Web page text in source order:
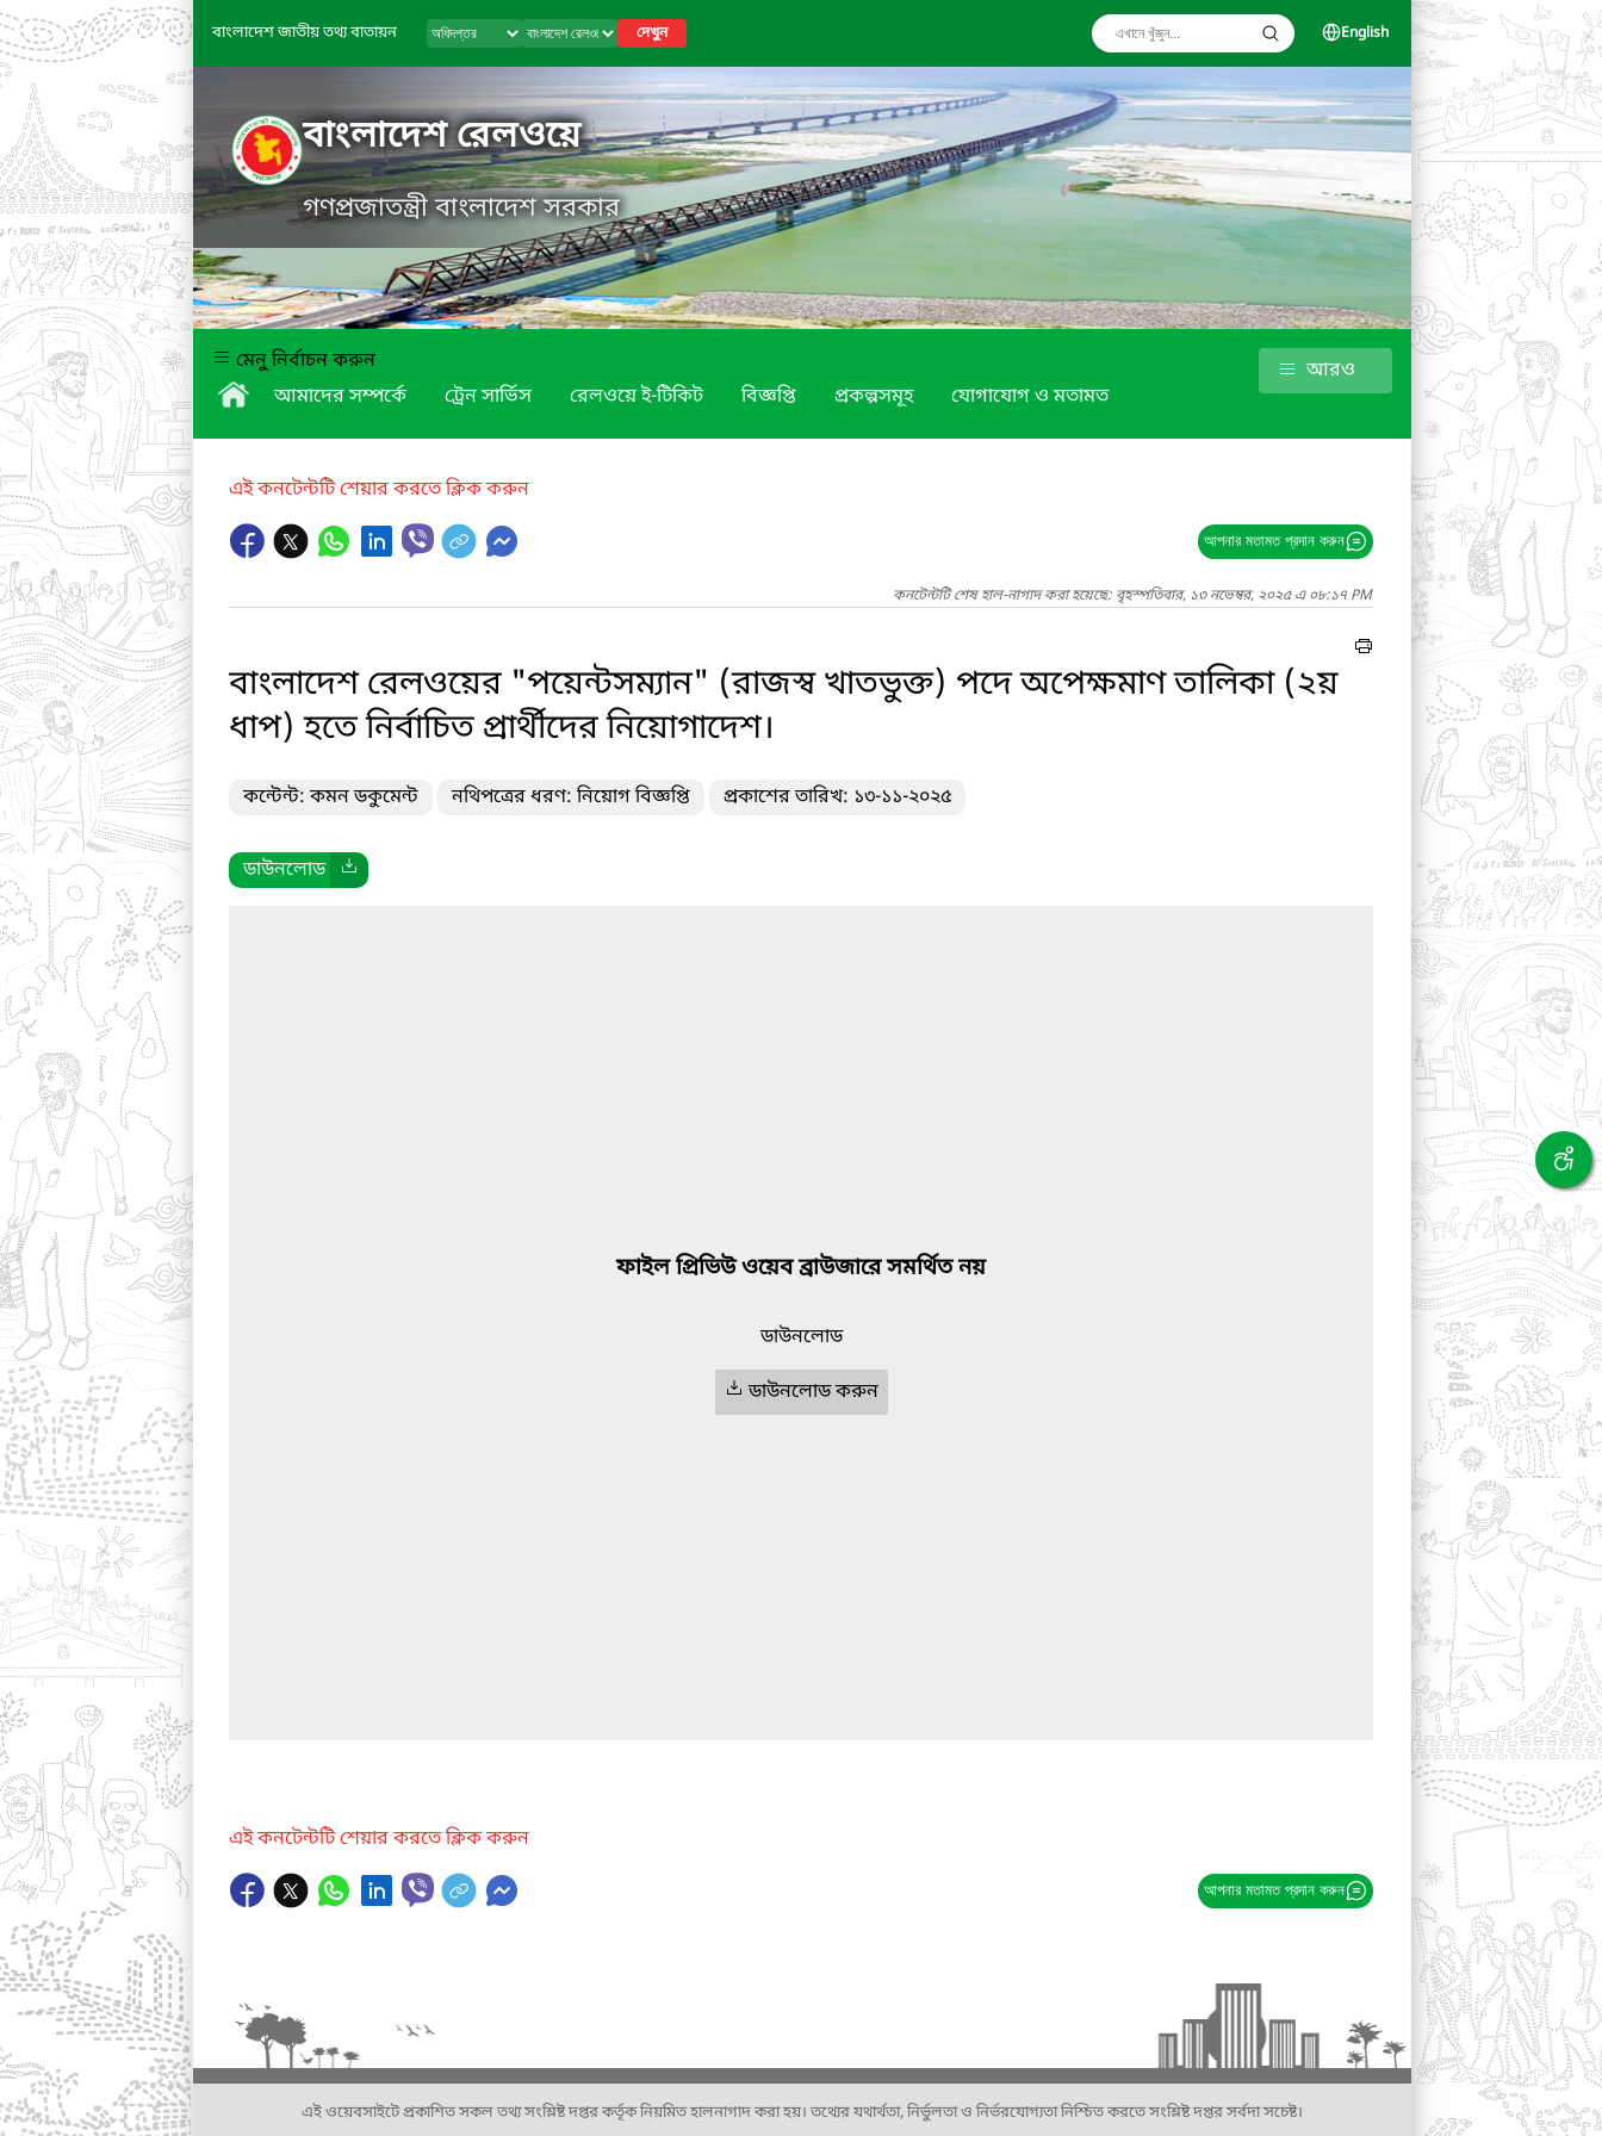
বাংলাদেশ জাতীয় তথ্য বাতায়ন দেখুন English
বাংলাদেশ রেলওয়ে
গণপ্রজাতন্ত্রী বাংলাদেশ সরকার
মেনু নির্বাচন করুন
আমাদের সম্পর্কে
ট্রেন সার্ভিস রেলওয়ে ই-টিকিট বিজ্ঞপ্তি প্রকল্পসমূহ যোগাযোগ ও মতামত
আরও
এই কনটেন্টটি শেয়ার করতে ক্লিক করুন
আপনার মতামত প্রদান করুন
কনটেন্টটি শেষ হাল-নাগাদ করা হয়েছে: বৃহস্পতিবার, ১৩ নভেম্বর, ২০২৫ এ ০৮:১৭ PM
বাংলাদেশ রেলওয়ের "পয়েন্টসম্যান" (রাজস্ব খাতভুক্ত) পদে অপেক্ষমাণ তালিকা (২য়
ধাপ) হতে নির্বাচিত প্রার্থীদের নিয়োগাদেশ।
কন্টেন্ট: কমন ডকুমেন্ট নথিপত্রের ধরণ: নিয়োগ বিজ্ঞপ্তি প্রকাশের তারিখ: ১৩-১১-২০২৫
ডাউনলোড
ফাইল প্রিভিউ ওয়েব ব্রাউজারে সমর্থিত নয়
ডাউনলোড
ডাউনলোড করুন
এই কনটেন্টটি শেয়ার করতে ক্লিক করুন
আপনার মতামত প্রদান করুন
এই ওয়েবসাইটে প্রকাশিত সকল তথ্য সংশ্লিষ্ট দপ্তর কর্তৃক নিয়মিত হালনাগাদ করা হয়। তথ্যের যথার্থতা, নির্ভুলতা ও নির্ভরযোগ্যতা নিশ্চিত করতে সংশ্লিষ্ট দপ্তর সর্বদা সচেষ্ট।